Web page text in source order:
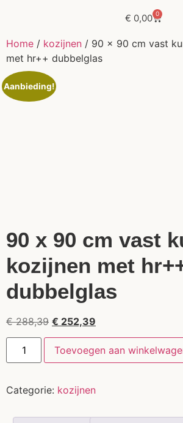
€ 0,00 0
Home / kozijnen / 90 x 90 cm vast
met hr++ dubbelglas
Aanbieding!
90 x 90 cm vast
kozijnen met
dubbelglas
€288,39 € 252,39
Toevoegen aan
Categorie: kozijnen